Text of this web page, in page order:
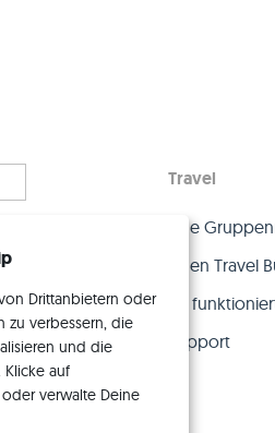
Crew.
Travel
Eine
Einen Travel
So
Support
Drittanbietern oder
zu verbessern, die
und die
Klicke auf
verwalte Deine